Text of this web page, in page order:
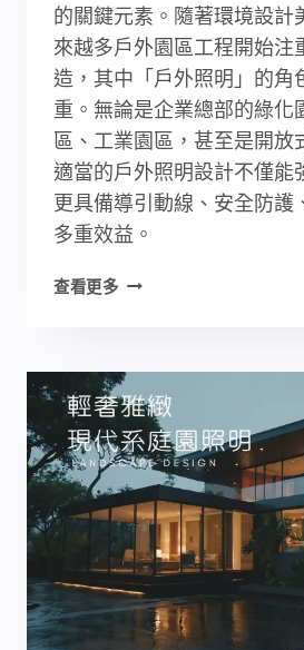
的關鍵元素。隨著環境設計
來越多戶外園區工程開始注
造，其中「戶外照明」的角
重。無論是企業總部的綠化
區、工業園區，甚至是開放
適當的戶外照明設計不僅能
更具備導引動線、安全防護
多重效益。
查看更多戶
工
程：
5
步
驟
規
劃
戶
外
照
明